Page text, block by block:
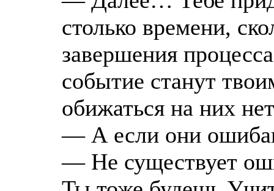
столько времени,
завершения
событие станут
обижаться на них
— А если они
— Не существует